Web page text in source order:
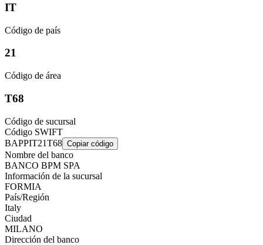
IT
Código de país
21
Código de área
T68
Código de sucursal
Código SWIFT
BAPPIT21T68 Copiar código
Nombre del banco
BANCO BPM SPA
Información de la sucursal
FORMIA
País/Región
Italy
Ciudad
MILANO
Dirección del banco